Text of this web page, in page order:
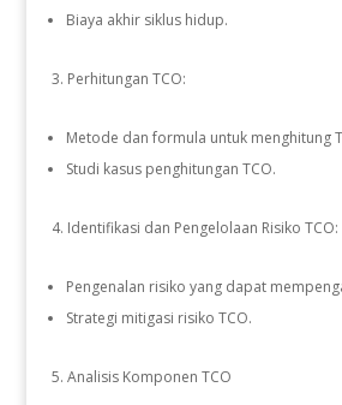
Biaya akhir siklus hidup.
Perhitungan TCO:
Metode dan formula untuk menghitung
Studi kasus penghitungan TCO.
Identifikasi dan Pengelolaan Risiko TCO:
Pengenalan risiko yang dapat
Strategi mitigasi risiko TCO.
Analisis Komponen TCO